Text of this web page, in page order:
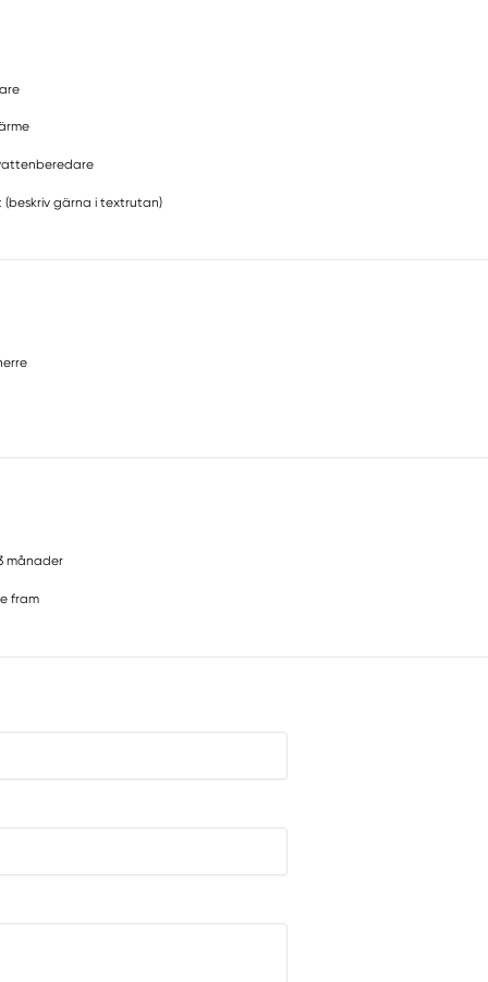
(beskriv gärna i textrutan)
månader
fram